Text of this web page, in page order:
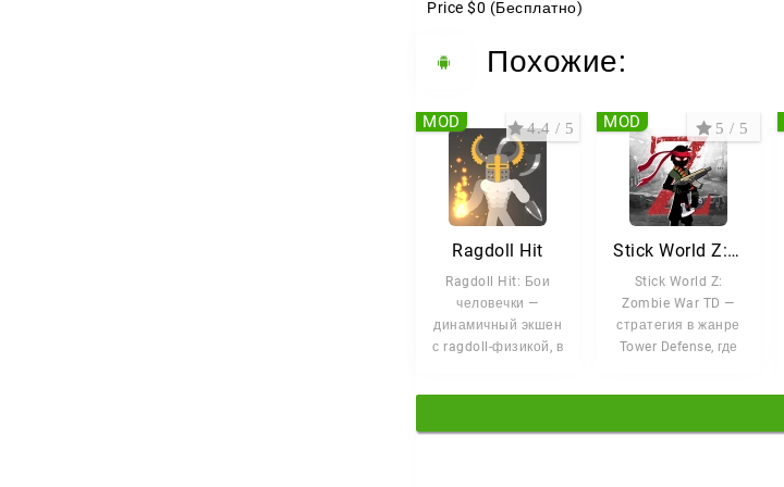
Price $0 (Бесплатно)
Похожие:
Ragdoll Hit
Ragdoll Hit: Бои
человечки —
динамичный экшен
с ragdoll-физикой, в
4.4 / 5
MOD
Stick World Z: Zombie War TD
Stick World Z:
Zombie War TD —
стратегия в жанре
Tower Defense, где
5 / 5
MOD